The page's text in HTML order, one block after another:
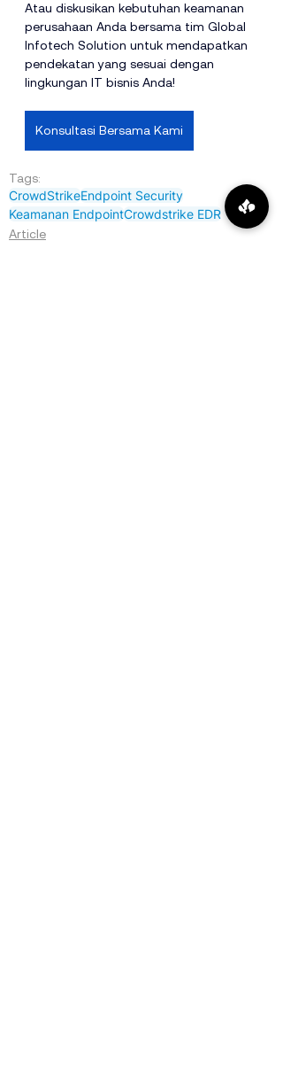
Atau diskusikan kebutuhan keamanan
perusahaan Anda bersama tim Global
Infotech Solution untuk mendapatkan
pendekatan yang sesuai dengan
lingkungan IT bisnis Anda!
Konsultasi Bersama Kami
Tags:
CrowdStrikeEndpoint Security
Keamanan EndpointCrowdstrike EDR
Article